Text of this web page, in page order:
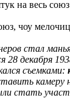
на весь
чоу
стал
28 декабря
съемками:
камеру
стать